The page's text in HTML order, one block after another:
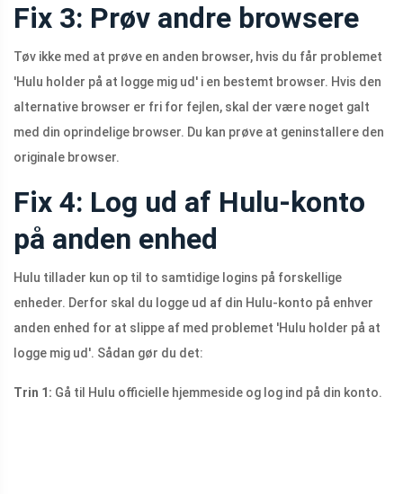
Fix 3: Prøv andre browsere
Tøv ikke med at prøve en anden browser, hvis du får problemet
'Hulu holder på at logge mig ud' i en bestemt browser. Hvis den
alternative browser er fri for fejlen, skal der være noget galt
med din oprindelige browser. Du kan prøve at geninstallere den
originale browser.
Fix 4: Log ud af Hulu-konto
på anden enhed
Hulu tillader kun op til to samtidige logins på forskellige
enheder. Derfor skal du logge ud af din Hulu-konto på enhver
anden enhed for at slippe af med problemet 'Hulu holder på at
logge mig ud'. Sådan gør du det:
Trin 1: Gå til Hulu officielle hjemmeside og log ind på din konto.